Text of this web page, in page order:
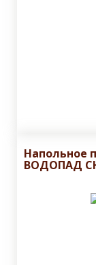
Напольное
ВОДОПАД